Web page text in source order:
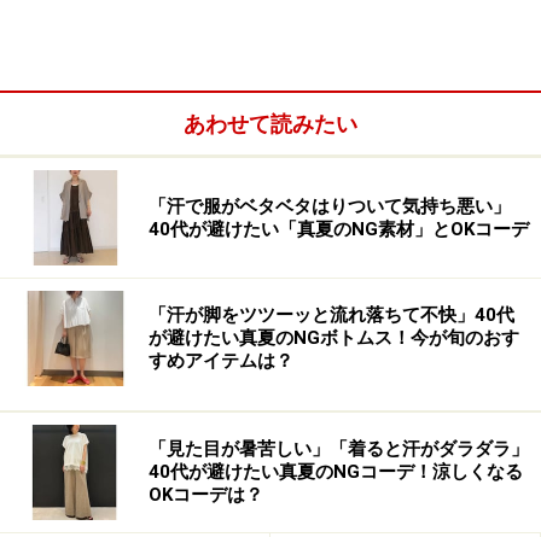
いろんな色が混ざったメランジニットが新鮮 出典：
あわせて読みたい
「汗で服がベタベタはりついて気持ち悪い」
40代が避けたい「真夏のNG素材」とOKコーデ
「汗が脚をツツーッと流れ落ちて不快」40代
が避けたい真夏のNGボトムス！今が旬のおす
すめアイテムは？
「見た目が暑苦しい」「着ると汗がダラダラ」
40代が避けたい真夏のNGコーデ！涼しくなる
OKコーデは？